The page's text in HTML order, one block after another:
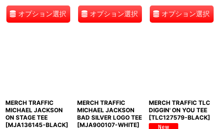
オプション選択 オプション選択 オプション選択
MERCH TRAFFIC
MICHAEL JACKSON
ON STAGE TEE
[MJA136145-BLACK]
MERCH TRAFFIC
MICHAEL JACKSON
BAD SILVER LOGO TEE
[MJA900107-WHITE]
MERCH TRAFFIC TLC
DIGGIN' ON YOU TEE
[TLC127579-BLACK]